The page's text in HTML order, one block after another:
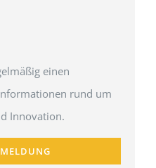
einen
rund um
Innovation.